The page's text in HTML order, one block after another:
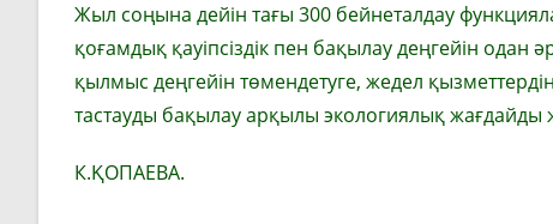
Жыл соңына дейін тағы 300 бейнеталдау
қоғамдық қауіпсіздік пен бақылау деңгейін одан
қылмыс деңгейін төмендетуге, жедел
тастауды бақылау арқылы экологиялық жағдайды
К.ҚОПАЕВА.